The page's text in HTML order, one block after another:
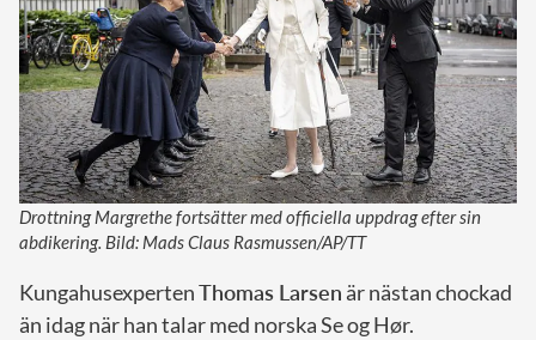
Drottning Margrethe fortsätter med officiella uppdrag efter sin
abdikering. Bild: Mads Claus Rasmussen/AP/TT
KungahusexpertenThomas Larsen är nästan chockad
än idag när han talar med norska Se og Hør.